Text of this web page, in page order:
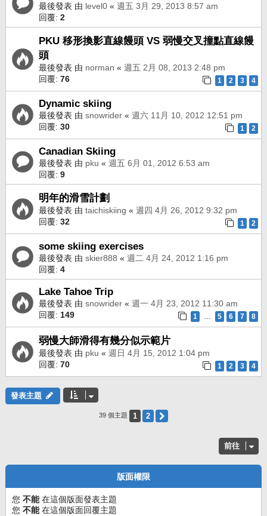
最後發表 由 level0 « 週五 3月 29, 2013 8:57 am
回覆: 2
PKU 移形換影直線饅頭 VS 弱慢交叉撞點直線饅
頭
最後發表 由 norman « 週五 2月 08, 2013 2:48 pm
回覆: 76 1 2 3 4
Dynamic skiing
最後發表 由 snowrider « 週六 11月 10, 2012 12:51 pm
回覆: 30 1 2
Canadian Skiing
最後發表 由 pku « 週五 6月 01, 2012 6:53 am
回覆: 9
明年的滑雪計劃
最後發表 由 taichiskiing « 週四 4月 26, 2012 9:32 pm
回覆: 32 1 2
some skiing exercises
最後發表 由 skier888 « 週二 4月 24, 2012 1:16 pm
回覆: 4
Lake Tahoe Trip
最後發表 由 snowrider « 週一 4月 23, 2012 11:30 am
回覆: 149 1 … 5 6 7 8
弱慢大師滑得有幾分似示範片
最後發表 由 pku « 週日 4月 15, 2012 1:04 pm
回覆: 70 1 2 3 4
發表主題
39 個主題 1 2
前往
版面權限
您 不能在這個版面發表主題
您 不能在這個版面回覆主題